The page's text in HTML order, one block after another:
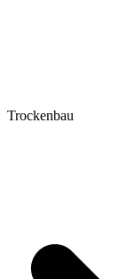
Trockenbau